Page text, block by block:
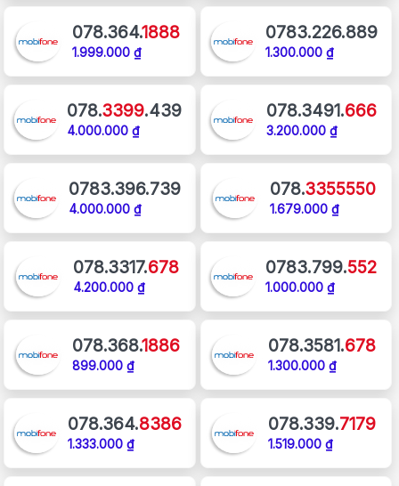
078.364.1888
1.999.000 ₫
0783.226.889
1.300.000 ₫
078.3399.439
4.000.000 ₫
078.3491.666
3.200.000 ₫
0783.396.739
4.000.000 ₫
078.3355550
1.679.000 ₫
078.3317.678
4.200.000 ₫
0783.799.552
1.000.000 ₫
078.368.1886
899.000 ₫
078.3581.678
1.300.000 ₫
078.364.8386
1.333.000 ₫
078.339.7179
1.519.000 ₫